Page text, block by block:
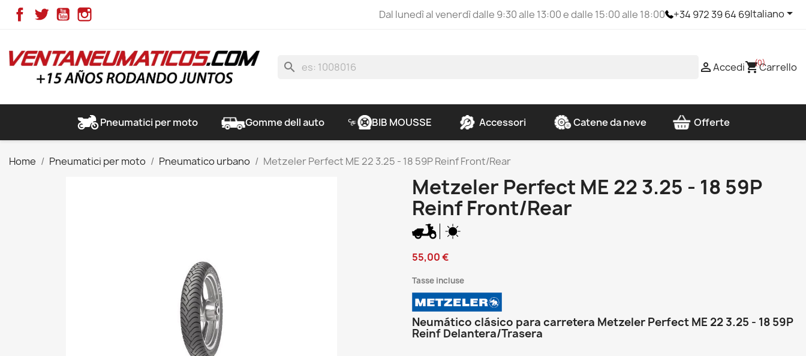
FacebookTwitterYouTube Dal lunedì al venerdì dalle 9:30 alle 13:00 e dalle 15:00 alle 18:00 +34 972 39 64 69Italiano
search Accedishopping_cart(0)Carrello
Pneumatici per moto Gomme dell auto BIB MOUSSE Accessori Catene da neve Offerte
Home Pneumatici per moto Pneumatico urbano Metzeler Perfect ME 22 3.25 - 18 59P Reinf Front/Rear
Metzeler Perfect ME 22 3.25 - 18 59P
Reinf Front/Rear
55,00 €
Tasse incluse
Neumático clásico para carretera Metzeler Perfect ME 22 3.25 - 18 59P
Reinf Delantera/Trasera